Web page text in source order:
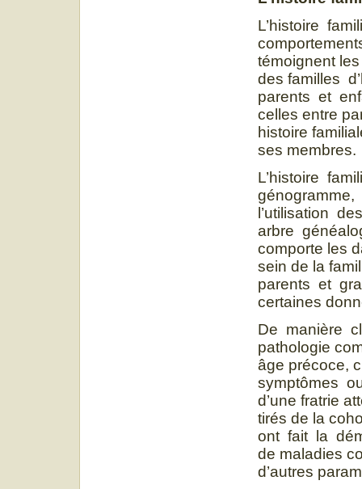
L’histoire
témoignent
des familles
parents et
celles entre
histoire
ses membres.
L’histoire
l’utilisation
arbre
comporte les
sein de la
parents et
certaines
De manière
pathologie
âge précoce,
symptômes
d’une fratrie
tirés de la
ont fait la
de maladies
d’autres